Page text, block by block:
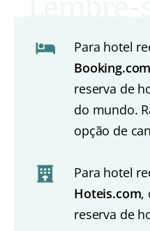
Para hotel
Booking.com
reserva de
do mundo.
opção de
Para hotel
Hoteis.com,
reserva de